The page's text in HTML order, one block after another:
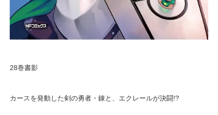
28巻書影
カースを発動した剣の勇者・錬と、エクレールが決闘!?